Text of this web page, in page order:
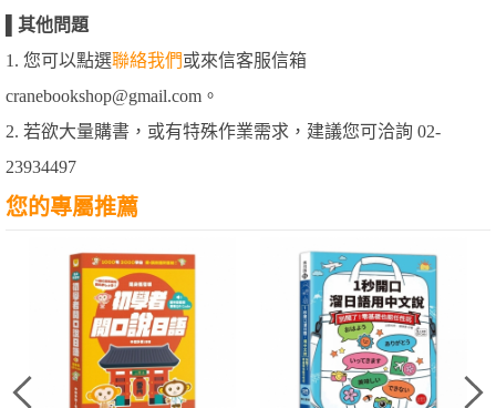
其他問題
1. 您可以點選聯絡我們或來信客服信箱
cranebookshop@gmail.com。
2. 若欲大量購書，或有特殊作業需求，建議您可洽詢 02-
23934497
您的專屬推薦